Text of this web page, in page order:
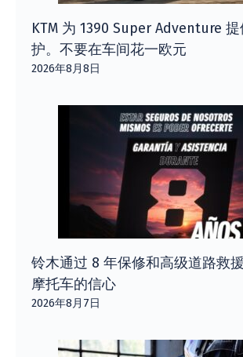
KTM 为 1390 Super Adventure
护。不要在车间花一欧元
2026年8月8日
铃木通过 8 年保修和高级道路救
摩托车的信心
2026年8月7日